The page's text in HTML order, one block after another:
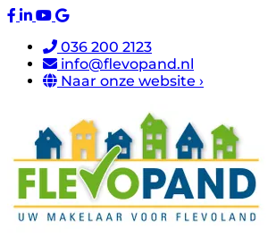
036 200 2123
info@flevopand.nl
Naar onze website ›